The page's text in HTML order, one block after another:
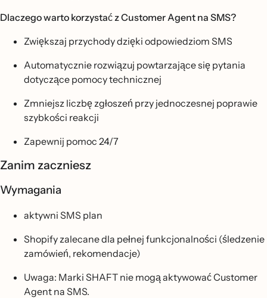
Dlaczego warto korzystać z Customer Agent na SMS?
Zwiększaj przychody dzięki odpowiedziom SMS
Automatycznie rozwiązuj powtarzające się pytania
dotyczące pomocy technicznej
Zmniejsz liczbę zgłoszeń przy jednoczesnej poprawie
szybkości reakcji
Zapewnij pomoc 24/7
Zanim zaczniesz
Wymagania
aktywni SMS plan
Shopify zalecane dla pełnej funkcjonalności (śledzenie
zamówień, rekomendacje)
Uwaga: Marki SHAFT nie mogą aktywować Customer
Agent na SMS.